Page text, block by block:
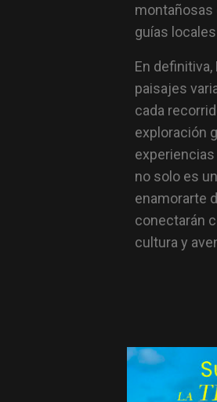
montañosas
guías
En
paisajes
cada
exploración
no solo es
enamorarte
conectarán
cultura y